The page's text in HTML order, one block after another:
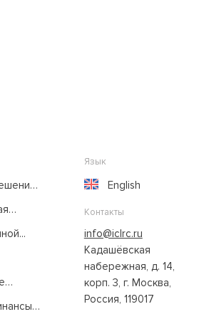
Язык
English
Контакты
info@iclrc.ru
Кадашёвская
набережная, д. 14,
корп. 3, г. Москва,
Россия, 119017